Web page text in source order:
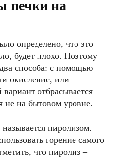
печки на
определено, что это
будет плохо. Поэтому
способа: с помощью
окисление, или
отбрасывается
не на бытовом уровне.
пиролизом.
горение самого
что пиролиз –